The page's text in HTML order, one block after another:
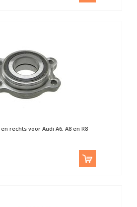
rechts voor Audi A6, A8 en R8